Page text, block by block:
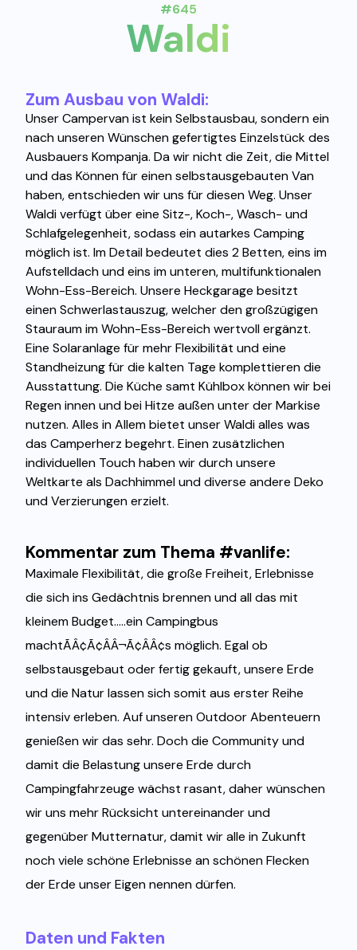
#645
Waldi
Zum Ausbau von Waldi:
Unser Campervan ist kein Selbstausbau, sondern ein
nach unseren Wünschen gefertigtes Einzelstück des
Ausbauers Kompanja. Da wir nicht die Zeit, die Mittel
und das Können für einen selbstausgebauten Van
haben, entschieden wir uns für diesen Weg. Unser
Waldi verfügt über eine Sitz-, Koch-, Wasch- und
Schlafgelegenheit, sodass ein autarkes Camping
möglich ist. Im Detail bedeutet dies 2 Betten, eins im
Aufstelldach und eins im unteren, multifunktionalen
Wohn-Ess-Bereich. Unsere Heckgarage besitzt
einen Schwerlastauszug, welcher den großzügigen
Stauraum im Wohn-Ess-Bereich wertvoll ergänzt.
Eine Solaranlage für mehr Flexibilität und eine
Standheizung für die kalten Tage komplettieren die
Ausstattung. Die Küche samt Kühlbox können wir bei
Regen innen und bei Hitze außen unter der Markise
nutzen. Alles in Allem bietet unser Waldi alles was
das Camperherz begehrt. Einen zusätzlichen
individuellen Touch haben wir durch unsere
Weltkarte als Dachhimmel und diverse andere Deko
und Verzierungen erzielt.
Kommentar zum Thema #vanlife:
Maximale Flexibilität, die große Freiheit, Erlebnisse
die sich ins Gedächtnis brennen und all das mit
kleinem Budget.....ein Campingbus
machtÃÂ¢Ã¢ÂÂ¬Ã¢ÂÂ¢s möglich. Egal ob
selbstausgebaut oder fertig gekauft, unsere Erde
und die Natur lassen sich somit aus erster Reihe
intensiv erleben. Auf unseren Outdoor Abenteuern
genießen wir das sehr. Doch die Community und
damit die Belastung unsere Erde durch
Campingfahrzeuge wächst rasant, daher wünschen
wir uns mehr Rücksicht untereinander und
gegenüber Mutternatur, damit wir alle in Zukunft
noch viele schöne Erlebnisse an schönen Flecken
der Erde unser Eigen nennen dürfen.
Daten und Fakten